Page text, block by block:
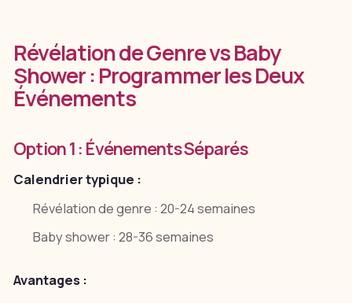
Révélation de Genre vs Baby
Shower : Programmer les Deux
Événements
Option 1 : Événements Séparés
Calendrier typique :
Révélation de genre : 20-24 semaines
Baby shower : 28-36 semaines
Avantages :